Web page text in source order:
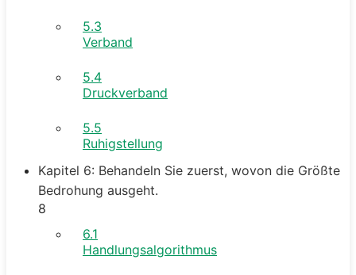
5.3
Verband
5.4
Druckverband
5.5
Ruhigstellung
Kapitel 6: Behandeln Sie zuerst, wovon die Größte
Bedrohung ausgeht.
8
6.1
Handlungsalgorithmus